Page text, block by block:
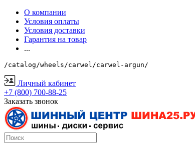
О компании
Условия оплаты
Условия доставки
Гарантия на товар
...
/catalog/wheels/carwel/carwel-argun/
Личный кабинет
+7 (800) 700-88-25
Заказать звонок